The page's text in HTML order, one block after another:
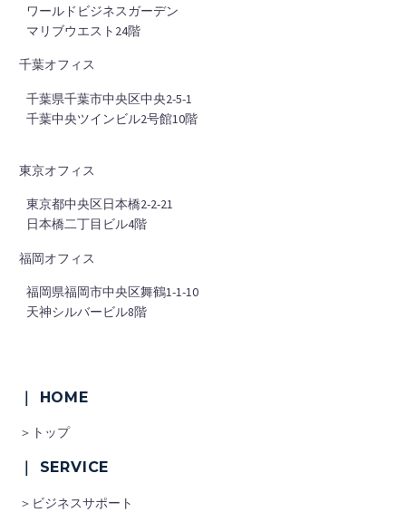
ワールドビジネスガーデン
マリブウエスト24階
千葉オフィス
千葉県千葉市中央区中央2-5-1
千葉中央ツインビル2号館10階
東京オフィス
東京都中央区日本橋2-2-21
日本橋二丁目ビル4階
福岡オフィス
福岡県福岡市中央区舞鶴1-1-10
天神シルバービル8階
｜ HOME
＞トップ
｜ SERVICE
＞ビジネスサポート